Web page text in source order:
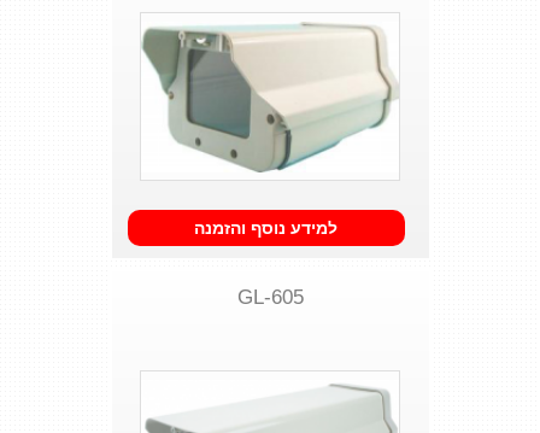
למידע נוסף והזמנה
GL-605